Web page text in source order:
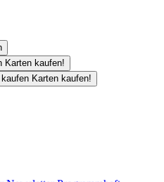
Karten kaufen!
Karten kaufen!